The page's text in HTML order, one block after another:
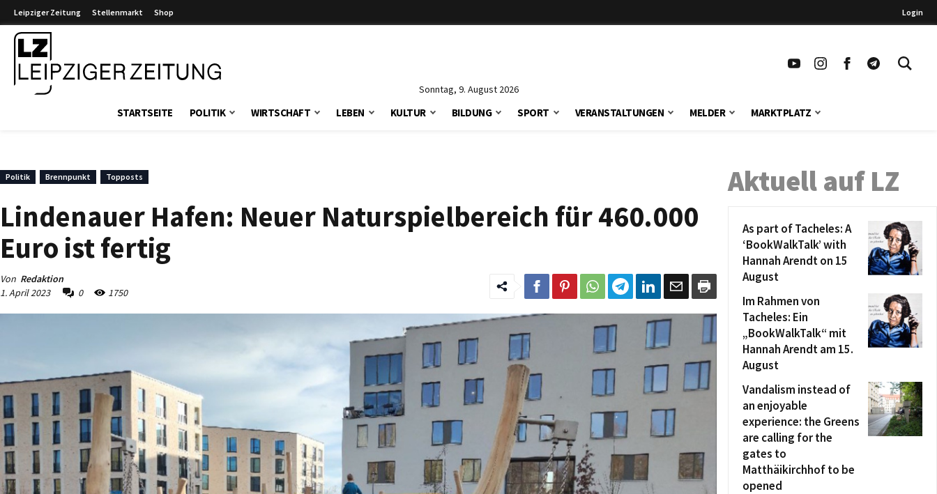
Leipziger Zeitung Stellenmarkt Shop Login
Sonntag, 9. August 2026
STARTSEITE POLITIK WIRTSCHAFT LEBEN KULTUR BILDUNG SPORT VERANSTALTUNGEN MELDER MARKTPLATZ
Politik Brennpunkt Topposts
Lindenauer Hafen: Neuer Naturspielbereich für 460.000
Euro ist fertig
Von Redaktion
1. April 2023
0 1750
Aktuell auf LZ
As part of Tacheles: A
‘BookWalkTalk’ with
Hannah Arendt on 15
August
Im Rahmen von
Tacheles: Ein
„BookWalkTalk“ mit
Hannah Arendt am 15.
August
Vandalism instead of
an enjoyable
experience: the Greens
are calling for the
gates to
Matthäikirchhof to be
opened